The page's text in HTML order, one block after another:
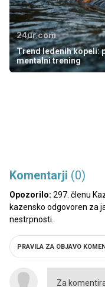
24ur.com
Trend ledenih kopeli:
mentalni trening
Komentarji (0)
Opozorilo: 297. členu
kazensko odgovoren za
nestrpnosti.
PRAVILA ZA OBJAVO